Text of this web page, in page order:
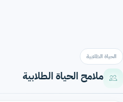
الحياة الطلابية
ملامح الحياة الطلابية